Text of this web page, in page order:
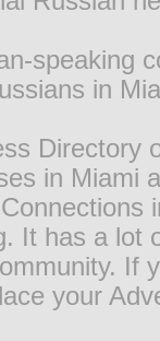
speaking
in
Directory
in Miami
It has a
If
your